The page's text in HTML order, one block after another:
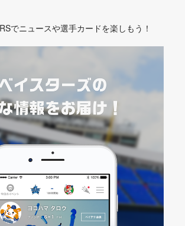
でニュースや選手カードを楽しもう！